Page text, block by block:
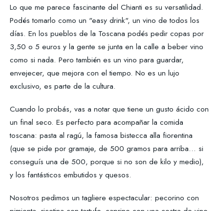
Lo que me parece fascinante del Chianti es su versatilidad.
Podés tomarlo como un "easy drink", un vino de todos los
días. En los pueblos de la Toscana podés pedir copas por
3,50 o 5 euros y la gente se junta en la calle a beber vino
como si nada. Pero también es un vino para guardar,
envejecer, que mejora con el tiempo. No es un lujo
exclusivo, es parte de la cultura.
Cuando lo probás, vas a notar que tiene un gusto ácido con
un final seco. Es perfecto para acompañar la comida
toscana: pasta al ragú, la famosa bistecca alla fiorentina
(que se pide por gramaje, de 500 gramos para arriba... si
conseguís una de 500, porque si no son de kilo y medio),
y los fantásticos embutidos y quesos.
Nosotros pedimos un tagliere espectacular: pecorino con